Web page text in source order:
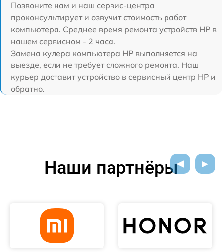
Позвоните нам и наш сервис-центра
проконсультирует и озвучит стоимость работ
компьютера. Среднее время ремонта устройств HP в
нашем сервисном - 2 часа.
Замена кулера компьютера HP выполняется на
выезде, если не требует сложного ремонта. Наш
курьер доставит устройство в сервисный центр HP и
обратно.
Наши партнёры